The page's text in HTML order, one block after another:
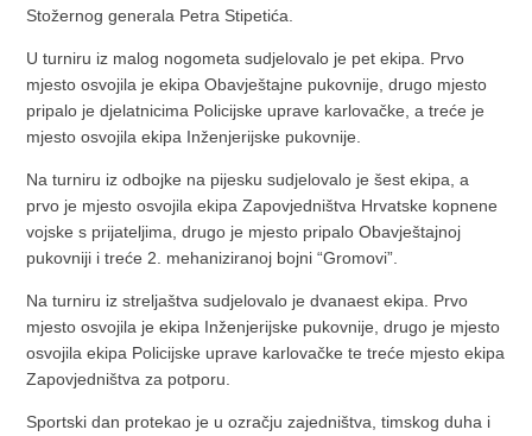
Stožernog generala Petra Stipetića.
U turniru iz malog nogometa sudjelovalo je pet ekipa. Prvo
mjesto osvojila je ekipa Obavještajne pukovnije, drugo mjesto
pripalo je djelatnicima Policijske uprave karlovačke, a treće je
mjesto osvojila ekipa Inženjerijske pukovnije.
Na turniru iz odbojke na pijesku sudjelovalo je šest ekipa, a
prvo je mjesto osvojila ekipa Zapovjedništva Hrvatske kopnene
vojske s prijateljima, drugo je mjesto pripalo Obavještajnoj
pukovniji i treće 2. mehaniziranoj bojni “Gromovi”.
Na turniru iz streljaštva sudjelovalo je dvanaest ekipa. Prvo
mjesto osvojila je ekipa Inženjerijske pukovnije, drugo je mjesto
osvojila ekipa Policijske uprave karlovačke te treće mjesto ekipa
Zapovjedništva za potporu.
Sportski dan protekao je u ozračju zajedništva, timskog duha i